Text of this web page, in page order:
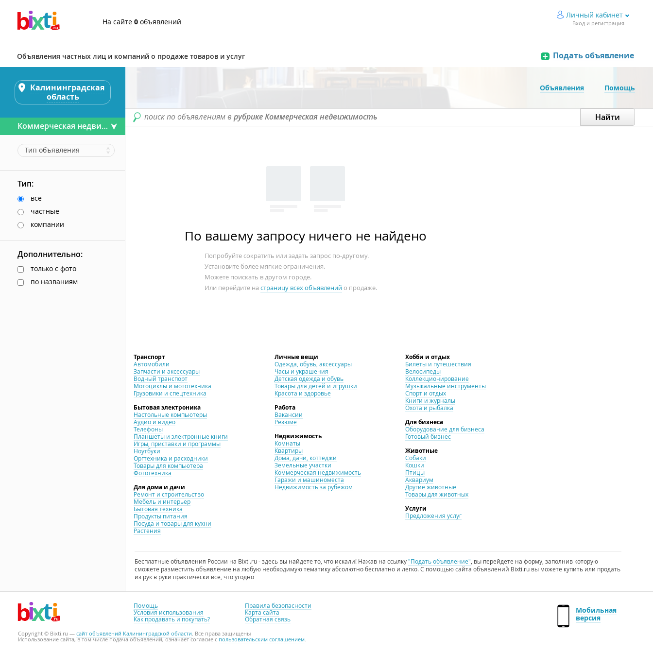
На сайте 0 объявлений
Личный кабинет
Вход и регистрация
Объявления частных лиц и компаний о продаже товаров и услуг Подать объявление
Объявления Помощь
поиск по объявлениям в рубрике Коммерческая недвижимость
По вашему запросу ничего не найдено
Попробуйте сократить или задать запрос по-другому.
Установите более мягкие ограничения.
Можете поискать в другом городе.
Или перейдите на страницу всех объявленийо продаже.
Транспорт
Автомобили
Запчасти и аксессуары
Водный транспорт
Мотоциклы и мототехника
Грузовики и спецтехника
Бытовая электроника
Настольные компьютеры
Аудио и видео
Телефоны
Планшеты и электронные книги
Игры, приставки и программы
Ноутбуки
Оргтехника и расходники
Товары для компьютера
Фототехника
Для дома и дачи
Ремонт и строительство
Мебель и интерьер
Бытовая техника
Продукты питания
Посуда и товары для кухни
Растения
Личные вещи
Одежда, обувь, аксессуары
Часы и украшения
Детская одежда и обувь
Товары для детей и игрушки
Красота и здоровье
Работа
Вакансии
Резюме
Недвижимость
Комнаты
Квартиры
Дома, дачи, коттеджи
Земельные участки
Коммерческая недвижимость
Гаражи и машиноместа
Недвижимость за рубежом
Хобби и отдых
Билеты и путешествия
Велосипеды
Коллекционирование
Музыкальные инструменты
Спорт и отдых
Книги и журналы
Охота и рыбалка
Для бизнеса
Оборудование для бизнеса
Готовый бизнес
Животные
Собаки
Кошки
Птицы
Аквариум
Другие животные
Товары для животных
Услуги
Предложения услуг
Бесплатные объявления России на Bixti.ru - здесь вы найдете то, что искали! Нажав на ссылку"Подать объявление", вы перейдете на форму, заполнив которую
сможете разместить объявление на любую необходимую тематику абсолютно бесплатно и легко. С помощью сайта объявлений Bixti.ru вы можете купить или продать
из рук в руки практически все, что угодно
Калининградская
область
Коммерческая недвижимость
Тип объявления
Тип:
все
частные
компании
Дополнительно:
только с фото
по названиям
Помощь
Условия использования
Как продавать и покупать?
Правила безопасности
Карта сайта
Обратная связь
Мобильная
версия
Copyright © Bixti.ru — сайт объявлений Калининградской области. Все права защищены
Использование сайта, в том числе подача объявлений, означает согласие с пользовательским соглашением.